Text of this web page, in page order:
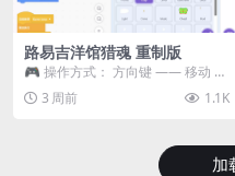
路易吉洋馆猎魂 重制版
🎮 操作方式： 方向键 —— 移动 &
跳跃 空格 —— 打开宝箱 将你...
3 周前 1.1K
加